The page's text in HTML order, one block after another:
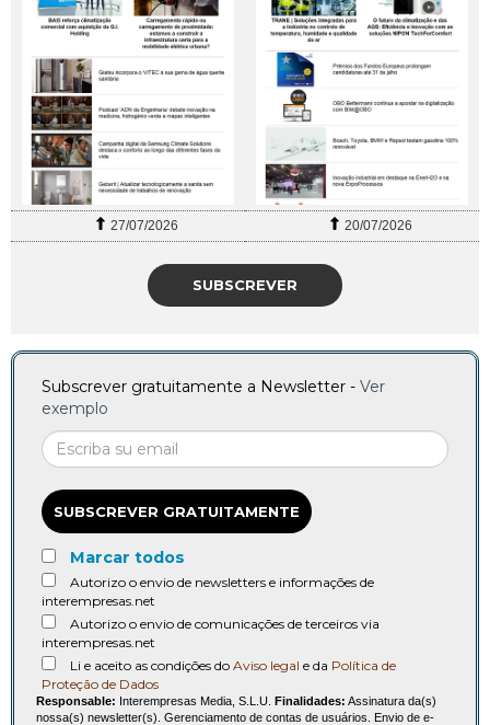
27/07/2026 20/07/2026
SUBSCREVER
Subscrever gratuitamente a Newsletter - Ver
exemplo
SUBSCREVER GRATUITAMENTE
Marcar todos
Autorizo o envio de newsletters e informações de
interempresas.net
Autorizo o envio de comunicações de terceiros via
interempresas.net
Li e aceito as condições do Aviso legal e da Política de
Proteção de Dados
Responsable: Interempresas Media, S.L.U. Finalidades: Assinatura da(s)
nossa(s) newsletter(s). Gerenciamento de contas de usuários. Envio de e-